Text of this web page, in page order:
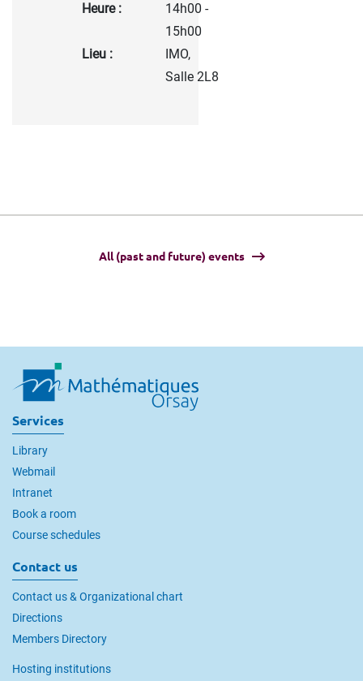
Heure :
14h00 -
15h00
Lieu :
IMO,
Salle 2L8
All (past and future) events
Services
Library
Webmail
Intranet
Book a room
Course schedules
Contact us
Contact us & Organizational chart
Directions
Members Directory
Hosting institutions